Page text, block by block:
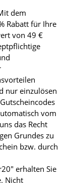
dem
Rabatt für Ihre
von 49 €
nur einzulösen
vom
das Recht
Grundes zu
bzw. durch
erhalten Sie
Nicht